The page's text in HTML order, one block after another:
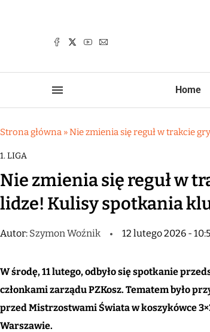
Home
Strona główna »Nie zmienia się reguł w trakcie
1. LIGA
Nie zmienia się reguł w
lidze! Kulisy spotkania
Autor: Szymon Woźnik 12 lutego 2026 -
W środę, 11 lutego, odbyło się spotkanie
członkami zarządu PZKosz. Tematem było
przed Mistrzostwami Świata w koszykówce
Warszawie.